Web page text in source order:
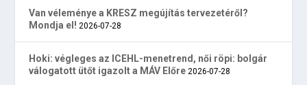
Van véleménye a KRESZ megújítás tervezetéről?
Mondja el! 2026-07-28
Hoki: végleges az ICEHL-menetrend, női röpi: bolgár
válogatott ütőt igazolt a MÁV Előre 2026-07-28